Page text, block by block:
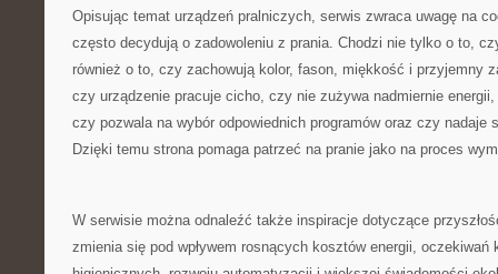
Opisując temat urządzeń pralniczych, serwis zwraca uwagę na
często decydują o zadowoleniu z prania. Chodzi nie tylko o to,
również o to, czy zachowują kolor, fason, miękkość i przyjemny
czy urządzenie pracuje cicho, czy nie zużywa nadmiernie energii,
czy pozwala na wybór odpowiednich programów oraz czy nadaje
Dzięki temu strona pomaga patrzeć na pranie jako na proces
W serwisie można odnaleźć także inspiracje dotyczące
zmienia się pod wpływem rosnących kosztów energii, oczekiwań